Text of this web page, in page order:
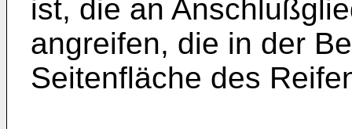
ist, die an
angreifen, die in der
Seitenfläche des